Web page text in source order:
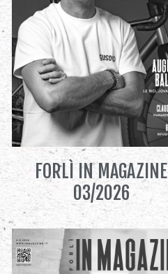
FORLÌ IN MAGAZINE
03/2026